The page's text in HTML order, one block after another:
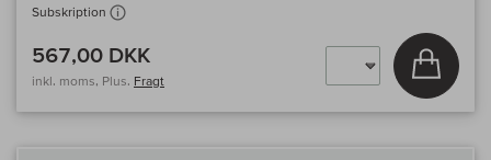
Subskription
567,00 DKK
inkl. moms, Plus. Fragt
Læg i